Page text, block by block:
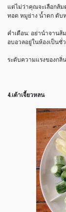
แต่ไม่ว่าคุณจะเลือกส้
ทอด หมูย่าง น้ำตก ตับ
คำเตือน: อย่านำจานส้
อบอวลอยู่ในห้องเป็นชั่ว
ระดับความแรงของกลิ่
4.เต้าเจี้ยวหลน